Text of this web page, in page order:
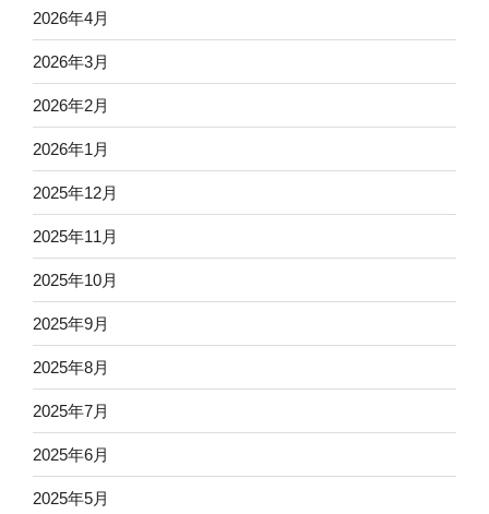
2026年4月
2026年3月
2026年2月
2026年1月
2025年12月
2025年11月
2025年10月
2025年9月
2025年8月
2025年7月
2025年6月
2025年5月